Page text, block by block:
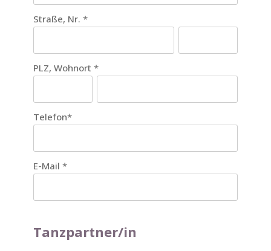
Straße, Nr. *
PLZ, Wohnort *
Telefon*
E-Mail *
Tanzpartner/in